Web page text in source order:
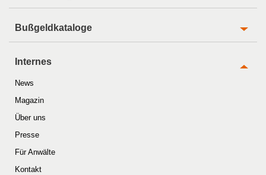
Bußgeldkataloge
Internes
News
Magazin
Über uns
Presse
Für Anwälte
Kontakt